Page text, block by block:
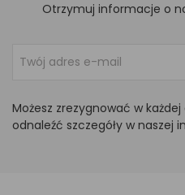
Otrzymuj informacje o
Możesz zrezygnować w
odnaleźć szczegóły w naszej